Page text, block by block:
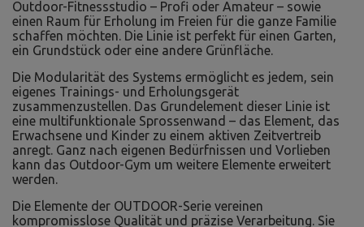
Outdoor-Fitnessstudio – Profi oder Amateur – sowie
einen Raum für Erholung im Freien für die ganze Familie
schaffen möchten. Die Linie ist perfekt für einen Garten,
ein Grundstück oder eine andere Grünfläche.
Die Modularität des Systems ermöglicht es jedem, sein
eigenes Trainings- und Erholungsgerät
zusammenzustellen. Das Grundelement dieser Linie ist
eine multifunktionale Sprossenwand – das Element, das
Erwachsene und Kinder zu einem aktiven Zeitvertreib
anregt. Ganz nach eigenen Bedürfnissen und Vorlieben
kann das Outdoor-Gym um weitere Elemente erweitert
werden.
Die Elemente der OUTDOOR-Serie vereinen
kompromisslose Qualität und präzise Verarbeitung. Sie